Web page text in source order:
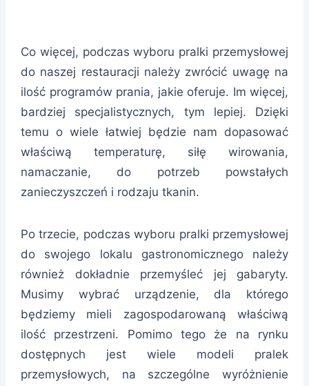
Co więcej, podczas wyboru pralki przemysłowej
do naszej restauracji należy zwrócić uwagę na
ilość programów prania, jakie oferuje. Im więcej,
bardziej specjalistycznych, tym lepiej. Dzięki
temu o wiele łatwiej będzie nam dopasować
właściwą temperaturę, siłę wirowania,
namaczanie, do potrzeb powstałych
zanieczyszczeń i rodzaju tkanin.
Po trzecie, podczas wyboru pralki przemysłowej
do swojego lokalu gastronomicznego należy
również dokładnie przemyśleć jej gabaryty.
Musimy wybrać urządzenie, dla którego
będziemy mieli zagospodarowaną właściwą
ilość przestrzeni. Pomimo tego że na rynku
dostępnych jest wiele modeli pralek
przemysłowych, na szczególne wyróżnienie